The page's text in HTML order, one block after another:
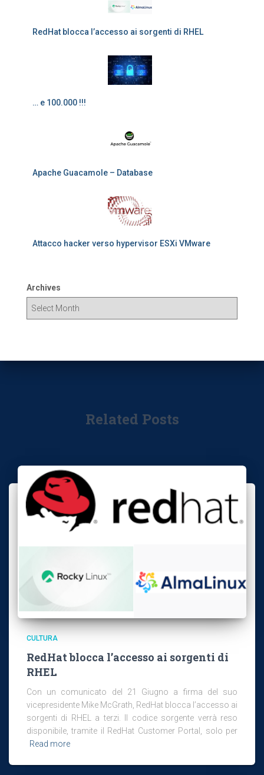
RedHat blocca l’accesso ai sorgenti di RHEL
… e 100.000 !!!
Apache Guacamole – Database
Attacco hacker verso hypervisor ESXi VMware
Archives
Related Posts
CULTURA
RedHat blocca l’accesso ai sorgenti di
RHEL
Con un comunicato del 21 Giugno a firma del suo
vicepresidente Mike McGrath, RedHat blocca l’accesso ai
sorgenti di RHEL a terzi. Il codice sorgente verrà reso
disponibile, tramite il RedHat Customer Portal, solo per
Read more